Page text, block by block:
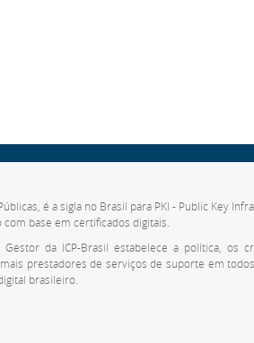
é a sigla no Brasil para PKI - Public Key
base em certificados digitais.
da ICP-Brasil estabelece a política, os
prestadores de serviços de suporte em
brasileiro.